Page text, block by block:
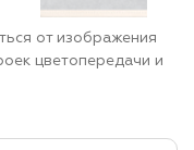
от изображения
цветопередачи и